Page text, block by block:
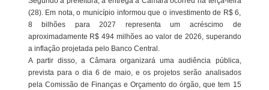
(28). Em nota, o município informou que o investimento de R$ 6,
8 bilhões para 2027 representa um acréscimo de
aproximadamente R$ 494 milhões ao valor de 2026, superando
a inflação projetada pelo Banco Central.
A partir disso, a Câmara organizará uma audiência pública,
prevista para o dia 6 de maio, e os projetos serão analisados
pela Comissão de Finanças e Orçamento do órgão, que tem 15